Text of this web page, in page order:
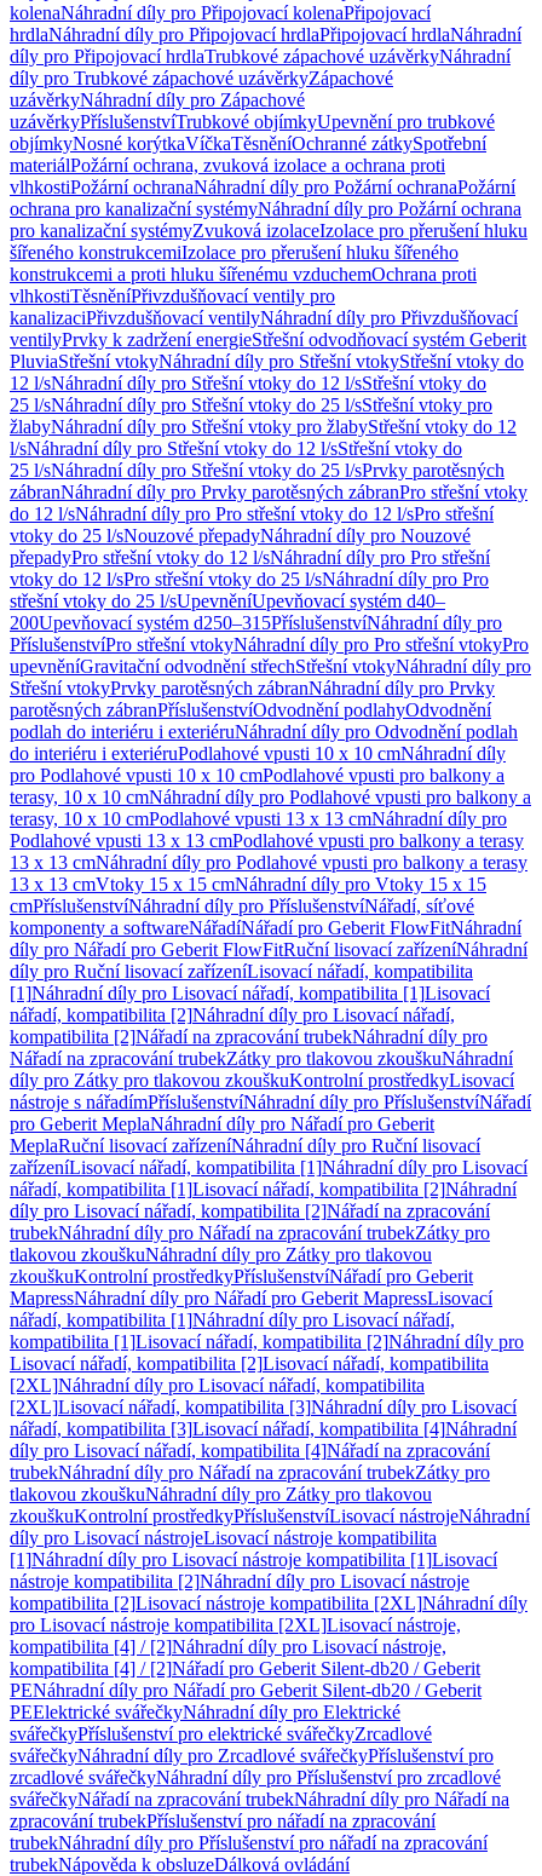
kolenaNáhradní díly pro Připojovací kolenaPřipojovací
hrdlaNáhradní díly pro Připojovací hrdlaPřipojovací hrdlaNáhradní
díly pro Připojovací hrdlaTrubkové zápachové uzávěrkyNáhradní
díly pro Trubkové zápachové uzávěrkyZápachové
uzávěrkyNáhradní díly pro Zápachové
uzávěrkyPříslušenstvíTrubkové objímkyUpevnění pro trubkové
objímkyNosné korýtkaVíčkaTěsněníOchranné zátkySpotřební
materiálPožární ochrana, zvuková izolace a ochrana proti
vlhkostiPožární ochranaNáhradní díly pro Požární ochranaPožární
ochrana pro kanalizační systémyNáhradní díly pro Požární ochrana
pro kanalizační systémyZvuková izolaceIzolace pro přerušení hluku
šířeného konstrukcemiIzolace pro přerušení hluku šířeného
konstrukcemi a proti hluku šířenému vzduchemOchrana proti
vlhkostiTěsněníPřivzdušňovací ventily pro
kanalizaciPřivzdušňovací ventilyNáhradní díly pro Přivzdušňovací
ventilyPrvky k zadržení energieStřešní odvodňovací systém Geberit
PluviaStřešní vtokyNáhradní díly pro Střešní vtokyStřešní vtoky do
12 l/sNáhradní díly pro Střešní vtoky do 12 l/sStřešní vtoky do
25 l/sNáhradní díly pro Střešní vtoky do 25 l/sStřešní vtoky pro
žlabyNáhradní díly pro Střešní vtoky pro žlabyStřešní vtoky do 12
l/sNáhradní díly pro Střešní vtoky do 12 l/sStřešní vtoky do
25 l/sNáhradní díly pro Střešní vtoky do 25 l/sPrvky parotěsných
zábranNáhradní díly pro Prvky parotěsných zábranPro střešní vtoky
do 12 l/sNáhradní díly pro Pro střešní vtoky do 12 l/sPro střešní
vtoky do 25 l/sNouzové přepadyNáhradní díly pro Nouzové
přepadyPro střešní vtoky do 12 l/sNáhradní díly pro Pro střešní
vtoky do 12 l/sPro střešní vtoky do 25 l/sNáhradní díly pro Pro
střešní vtoky do 25 l/sUpevněníUpevňovací systém d40–
200Upevňovací systém d250–315PříslušenstvíNáhradní díly pro
PříslušenstvíPro střešní vtokyNáhradní díly pro Pro střešní vtokyPro
upevněníGravitační odvodnění střechStřešní vtokyNáhradní díly pro
Střešní vtokyPrvky parotěsných zábranNáhradní díly pro Prvky
parotěsných zábranPříslušenstvíOdvodnění podlahyOdvodnění
podlah do interiéru i exteriéruNáhradní díly pro Odvodnění podlah
do interiéru i exteriéruPodlahové vpusti 10 x 10 cmNáhradní díly
pro Podlahové vpusti 10 x 10 cmPodlahové vpusti pro balkony a
terasy, 10 x 10 cmNáhradní díly pro Podlahové vpusti pro balkony a
terasy, 10 x 10 cmPodlahové vpusti 13 x 13 cmNáhradní díly pro
Podlahové vpusti 13 x 13 cmPodlahové vpusti pro balkony a terasy
13 x 13 cmNáhradní díly pro Podlahové vpusti pro balkony a terasy
13 x 13 cmVtoky 15 x 15 cmNáhradní díly pro Vtoky 15 x 15
cmPříslušenstvíNáhradní díly pro PříslušenstvíNářadí, síťové
komponenty a softwareNářadíNářadí pro Geberit FlowFitNáhradní
díly pro Nářadí pro Geberit FlowFitRuční lisovací zařízeníNáhradní
díly pro Ruční lisovací zařízeníLisovací nářadí, kompatibilita
[1]Náhradní díly pro Lisovací nářadí, kompatibilita [1]Lisovací
nářadí, kompatibilita [2]Náhradní díly pro Lisovací nářadí,
kompatibilita [2]Nářadí na zpracování trubekNáhradní díly pro
Nářadí na zpracování trubekZátky pro tlakovou zkouškuNáhradní
díly pro Zátky pro tlakovou zkouškuKontrolní prostředkyLisovací
nástroje s nářadímPříslušenstvíNáhradní díly pro PříslušenstvíNářadí
pro Geberit MeplaNáhradní díly pro Nářadí pro Geberit
MeplaRuční lisovací zařízeníNáhradní díly pro Ruční lisovací
zařízeníLisovací nářadí, kompatibilita [1]Náhradní díly pro Lisovací
nářadí, kompatibilita [1]Lisovací nářadí, kompatibilita [2]Náhradní
díly pro Lisovací nářadí, kompatibilita [2]Nářadí na zpracování
trubekNáhradní díly pro Nářadí na zpracování trubekZátky pro
tlakovou zkouškuNáhradní díly pro Zátky pro tlakovou
zkouškuKontrolní prostředkyPříslušenstvíNářadí pro Geberit
MapressNáhradní díly pro Nářadí pro Geberit MapressLisovací
nářadí, kompatibilita [1]Náhradní díly pro Lisovací nářadí,
kompatibilita [1]Lisovací nářadí, kompatibilita [2]Náhradní díly pro
Lisovací nářadí, kompatibilita [2]Lisovací nářadí, kompatibilita
[2XL]Náhradní díly pro Lisovací nářadí, kompatibilita
[2XL]Lisovací nářadí, kompatibilita [3]Náhradní díly pro Lisovací
nářadí, kompatibilita [3]Lisovací nářadí, kompatibilita [4]Náhradní
díly pro Lisovací nářadí, kompatibilita [4]Nářadí na zpracování
trubekNáhradní díly pro Nářadí na zpracování trubekZátky pro
tlakovou zkouškuNáhradní díly pro Zátky pro tlakovou
zkouškuKontrolní prostředkyPříslušenstvíLisovací nástrojeNáhradní
díly pro Lisovací nástrojeLisovací nástroje kompatibilita
[1]Náhradní díly pro Lisovací nástroje kompatibilita [1]Lisovací
nástroje kompatibilita [2]Náhradní díly pro Lisovací nástroje
kompatibilita [2]Lisovací nástroje kompatibilita [2XL]Náhradní díly
pro Lisovací nástroje kompatibilita [2XL]Lisovací nástroje,
kompatibilita [4] / [2]Náhradní díly pro Lisovací nástroje,
kompatibilita [4] / [2]Nářadí pro Geberit Silent-db20 / Geberit
PENáhradní díly pro Nářadí pro Geberit Silent-db20 / Geberit
PEElektrické svářečkyNáhradní díly pro Elektrické
svářečkyPříslušenství pro elektrické svářečkyZrcadlové
svářečkyNáhradní díly pro Zrcadlové svářečkyPříslušenství pro
zrcadlové svářečkyNáhradní díly pro Příslušenství pro zrcadlové
svářečkyNářadí na zpracování trubekNáhradní díly pro Nářadí na
zpracování trubekPříslušenství pro nářadí na zpracování
trubekNáhradní díly pro Příslušenství pro nářadí na zpracování
trubekNápověda k obsluzeDálková ovládání